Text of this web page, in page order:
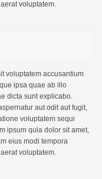
voluptatem.
voluptatem accusantium
ipsa quae ab illo
dicta sunt explicabo.
aut odit aut fugit,
voluptatem sequi
ipsum quia dolor sit amet,
eius modi tempora
voluptatem.